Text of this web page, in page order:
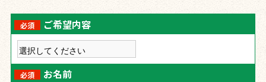
必須 ご希望内容
必須 お名前